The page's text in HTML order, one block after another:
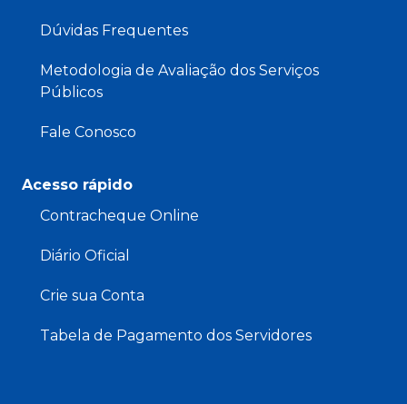
Dúvidas Frequentes
Metodologia de Avaliação dos Serviços
Públicos
Fale Conosco
Acesso rápido
Contracheque Online
Diário Oficial
Crie sua Conta
Tabela de Pagamento dos Servidores